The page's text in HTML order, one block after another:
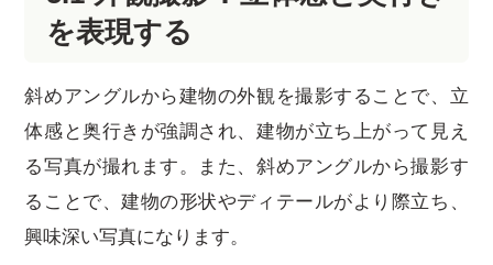
を表現する
斜めアングルから建物の外観を撮影することで、立
体感と奥行きが強調され、建物が立ち上がって見え
る写真が撮れます。また、斜めアングルから撮影す
ることで、建物の形状やディテールがより際立ち、
興味深い写真になります。